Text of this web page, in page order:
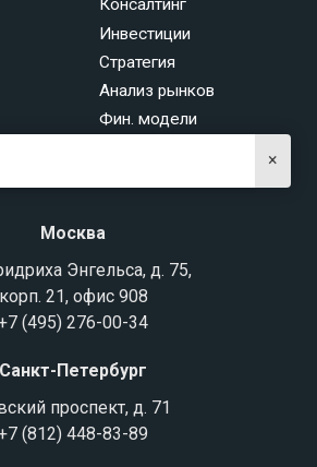
Консалтинг
Инвестиции
Стратегия
Анализ рынков
Фин. модели
×
Москва
Энгельса, д. 75,
корп. 21, офис 908
(495) 276-00-34
Санкт-Петербург
проспект, д. 71
(812) 448-83-89